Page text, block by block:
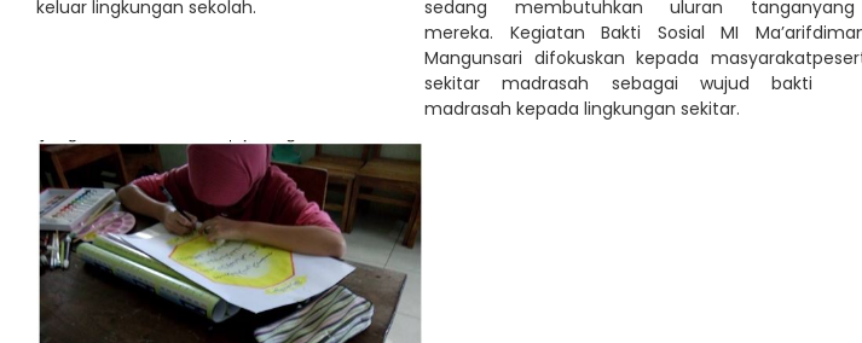
keluar lingkungan sekolah.
sedang membutuhkan uluran tangan
mereka. Kegiatan Bakti Sosial MI Ma’arif
Mangunsari difokuskan kepada masyarakat
sekitar madrasah sebagai wujud bakti
madrasah kepada lingkungan sekitar.